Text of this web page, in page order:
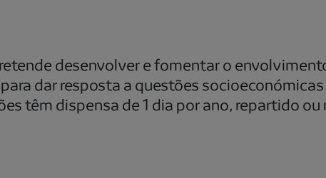
desenvolver e fomentar o
dar resposta a questões
têm dispensa de 1 dia por ano, repartido